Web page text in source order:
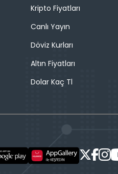
Kripto Fiyatları
Canlı Yayın
Döviz Kurları
Altın Fiyatları
Dolar Kaç Tl